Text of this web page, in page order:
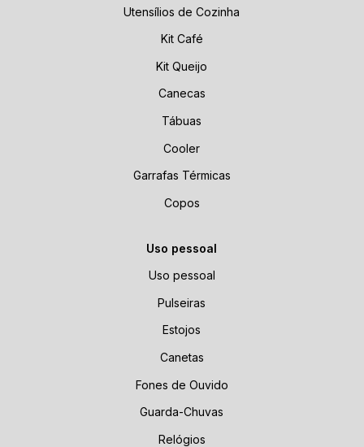
Utensílios de Cozinha
Kit Café
Kit Queijo
Canecas
Tábuas
Cooler
Garrafas Térmicas
Copos
Uso pessoal
Uso pessoal
Pulseiras
Estojos
Canetas
Fones de Ouvido
Guarda-Chuvas
Relógios